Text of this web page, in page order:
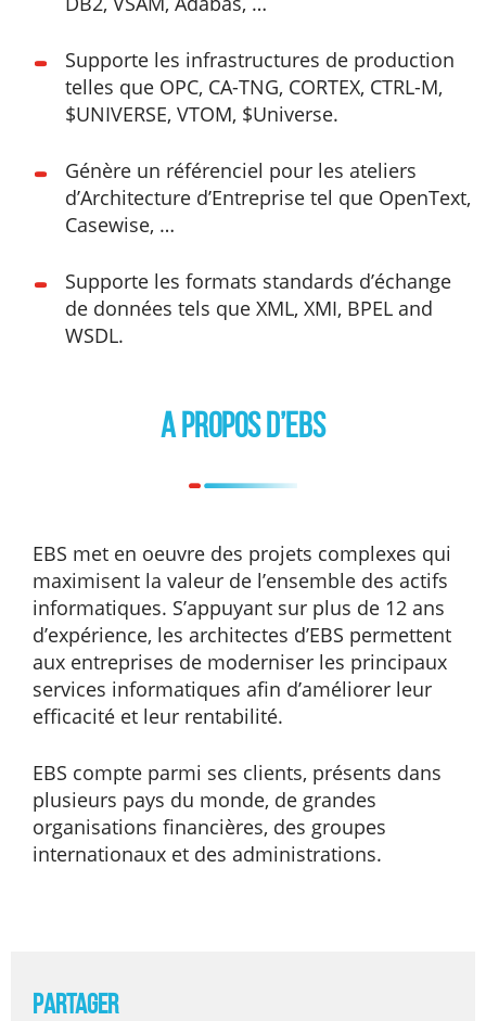
Supporte les infrastructures de production
telles que OPC, CA-TNG, CORTEX, CTRL-M,
$UNIVERSE, VTOM, $Universe.
Génère un référenciel pour les ateliers
d’Architecture d’Entreprise tel que OpenText,
Casewise, …
Supporte les formats standards d’échange
de données tels que XML, XMI, BPEL and
WSDL.
A propos d’EBS
EBS met en oeuvre des projets complexes qui
maximisent la valeur de l’ensemble des actifs
informatiques. S’appuyant sur plus de 12 ans
d’expérience, les architectes d’EBS permettent
aux entreprises de moderniser les principaux
services informatiques afin d’améliorer leur
efficacité et leur rentabilité.
EBS compte parmi ses clients, présents dans
plusieurs pays du monde, de grandes
organisations financières, des groupes
internationaux et des administrations.
Partager